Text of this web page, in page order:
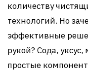
количеству
технологий. Но
эффективные
рукой? Сода,
простые